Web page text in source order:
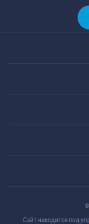
Сайт находится под